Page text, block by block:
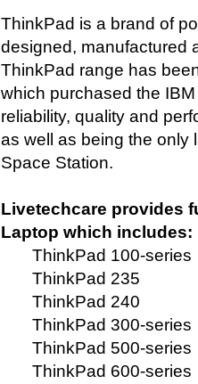
ThinkPad is a brand of
designed, manufactured
ThinkPad range has
which purchased the
reliability, quality and
as well as being the only
Space Station.
Livetechcare provides
Laptop which includes:
ThinkPad 100-series
ThinkPad 235
ThinkPad 240
ThinkPad 300-series
ThinkPad 500-series
ThinkPad 600-series